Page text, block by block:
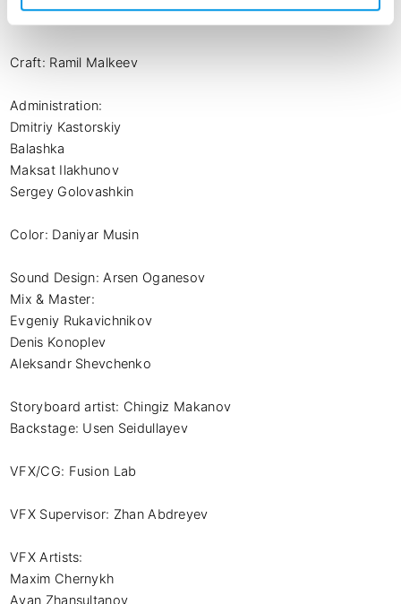
Craft: Ramil Malkeev
Administration:
Dmitriy Kastorskiy
Balashka
Maksat Ilakhunov
Sergey Golovashkin
Color: Daniyar Musin
Sound Design: Arsen Oganesov
Mix & Master:
Evgeniy Rukavichnikov
Denis Konoplev
Aleksandr Shevchenko
Storyboard artist: Chingiz Makanov
Backstage: Usen Seidullayev
VFX/CG: Fusion Lab
VFX Supervisor: Zhan Abdreyev
VFX Artists:
Maxim Chernykh